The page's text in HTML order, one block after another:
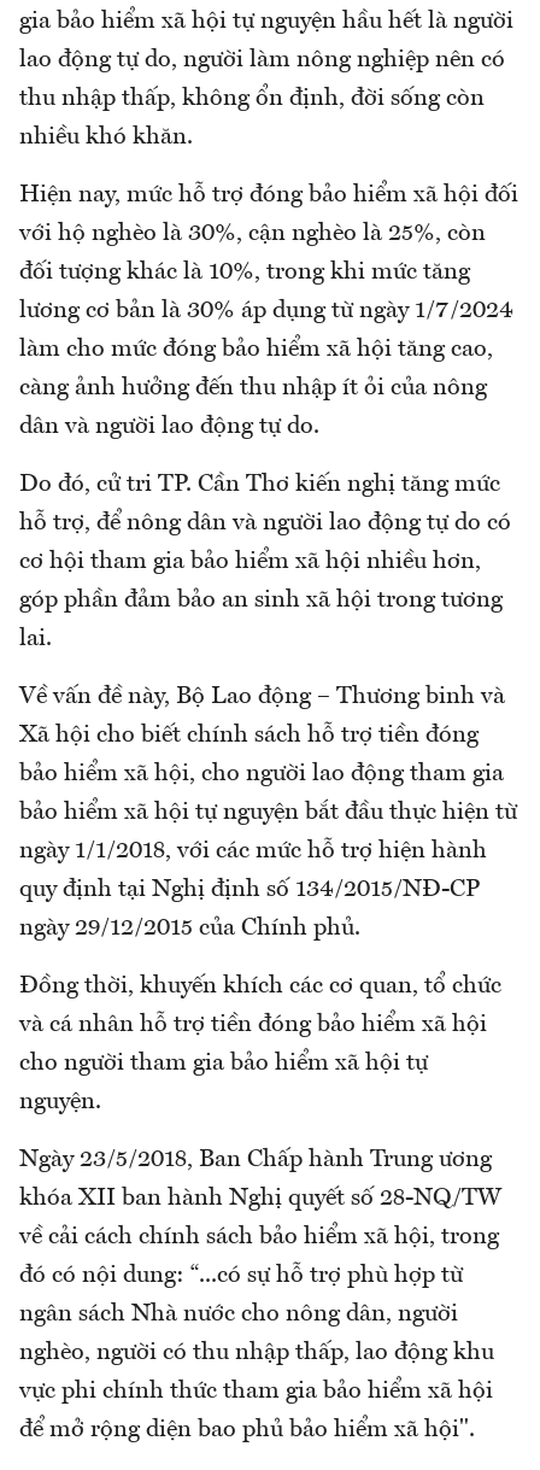
gia bảo hiểm xã hội tự nguyện hầu hết là người
lao động tự do, người làm nông nghiệp nên có
thu nhập thấp, không ổn định, đời sống còn
nhiều khó khăn.
Hiện nay, mức hỗ trợ đóng bảo hiểm xã hội đối
với hộ nghèo là 30%, cận nghèo là 25%, còn
đối tượng khác là 10%, trong khi mức tăng
lương cơ bản là 30% áp dụng từ ngày 1/7/2024
làm cho mức đóng bảo hiểm xã hội tăng cao,
càng ảnh hưởng đến thu nhập ít ỏi của nông
dân và người lao động tự do.
Do đó, cử tri TP. Cần Thơ kiến nghị tăng mức
hỗ trợ, để nông dân và người lao động tự do có
cơ hội tham gia bảo hiểm xã hội nhiều hơn,
góp phần đảm bảo an sinh xã hội trong tương
lai.
Về vấn đề này, Bộ Lao động – Thương binh và
Xã hội cho biết chính sách hỗ trợ tiền đóng
bảo hiểm xã hội, cho người lao động tham gia
bảo hiểm xã hội tự nguyện bắt đầu thực hiện từ
ngày 1/1/2018, với các mức hỗ trợ hiện hành
quy định tại Nghị định số 134/2015/NĐ-CP
ngày 29/12/2015 của Chính phủ.
Đồng thời, khuyến khích các cơ quan, tổ chức
và cá nhân hỗ trợ tiền đóng bảo hiểm xã hội
cho người tham gia bảo hiểm xã hội tự
nguyện.
Ngày 23/5/2018, Ban Chấp hành Trung ương
khóa XII ban hành Nghị quyết số 28-NQ/TW
về cải cách chính sách bảo hiểm xã hội, trong
đó có nội dung: “...có sự hỗ trợ phù hợp từ
ngân sách Nhà nước cho nông dân, người
nghèo, người có thu nhập thấp, lao động khu
vực phi chính thức tham gia bảo hiểm xã hội
để mở rộng diện bao phủ bảo hiểm xã hội".